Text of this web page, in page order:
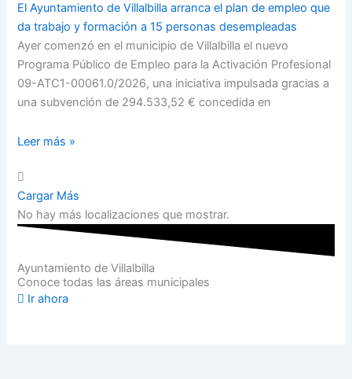
El Ayuntamiento de Villalbilla arranca el plan de empleo que
da trabajo y formación a 15 personas desempleadas
Ayer comenzó en el municipio de Villalbilla el nuevo
Programa Público de Empleo para la Activación Profesional
09-ATC1-00061.0/2026, una iniciativa impulsada gracias a
una subvención de 294.533,52 € concedida en
Leer más »
Cargar Más
No hay más localizaciones que mostrar.
Ayuntamiento de Villalbilla
Conoce todas las áreas municipales
Ir ahora